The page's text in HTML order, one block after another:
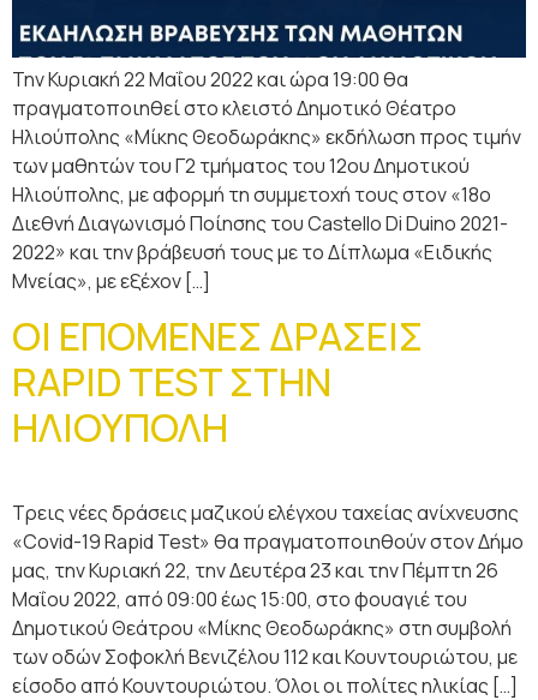
Την Κυριακή 22 Μαΐου 2022 και ώρα 19:00 θα
πραγματοποιηθεί στο κλειστό Δημοτικό Θέατρο
Ηλιούπολης «Μίκης Θεοδωράκης» εκδήλωση προς τιμήν
των μαθητών του Γ2 τμήματος του 12ου Δημοτικού
Ηλιούπολης, με αφορμή τη συμμετοχή τους στον «18ο
Διεθνή Διαγωνισμό Ποίησης του Castello Di Duino 2021-
2022» και την βράβευσή τους με το Δίπλωμα «Ειδικής
Μνείας», με εξέχον […]
ΟΙ ΕΠΟΜΕΝΕΣ ΔΡΑΣΕΙΣ
RAPID TEST ΣΤΗΝ
ΗΛΙΟΥΠΟΛΗ
Τρεις νέες δράσεις μαζικού ελέγχου ταχείας ανίχνευσης
«Covid-19 Rapid Test» θα πραγματοποιηθούν στον Δήμο
μας, την Κυριακή 22, την Δευτέρα 23 και την Πέμπτη 26
Μαΐου 2022, από 09:00 έως 15:00, στο φουαγιέ του
Δημοτικού Θεάτρου «Μίκης Θεοδωράκης» στη συμβολή
των οδών Σοφοκλή Βενιζέλου 112 και Κουντουριώτου, με
είσοδο από Κουντουριώτου. Όλοι οι πολίτες ηλικίας […]